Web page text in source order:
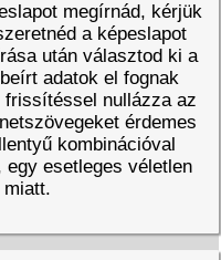
megírnád, kérjük
a képeslapot
után választod ki a
adatok el fognak
nullázza az
érdemes
kombinációval
esetleges véletlen